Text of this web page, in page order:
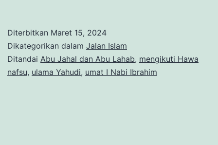
Diterbitkan Maret 15, 2024
Dikategorikan dalam Jalan Islam
Ditandai Abu Jahal dan Abu Lahab, mengikuti Hawa
nafsu, ulama Yahudi, umat I Nabi Ibrahim